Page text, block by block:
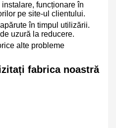
funcționare în
pe site-ul clientului.
în timpul utilizării.
uzură la reducere.
alte probleme
fabrica noastră